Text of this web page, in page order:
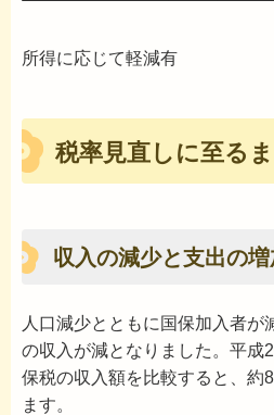
所得に応じて軽減有
税率見直しに至る
収入の減少と支出の増
人口減少とともに国保加入者が
の収入が減となりました。平成
保税の収入額を比較すると、約
ます。